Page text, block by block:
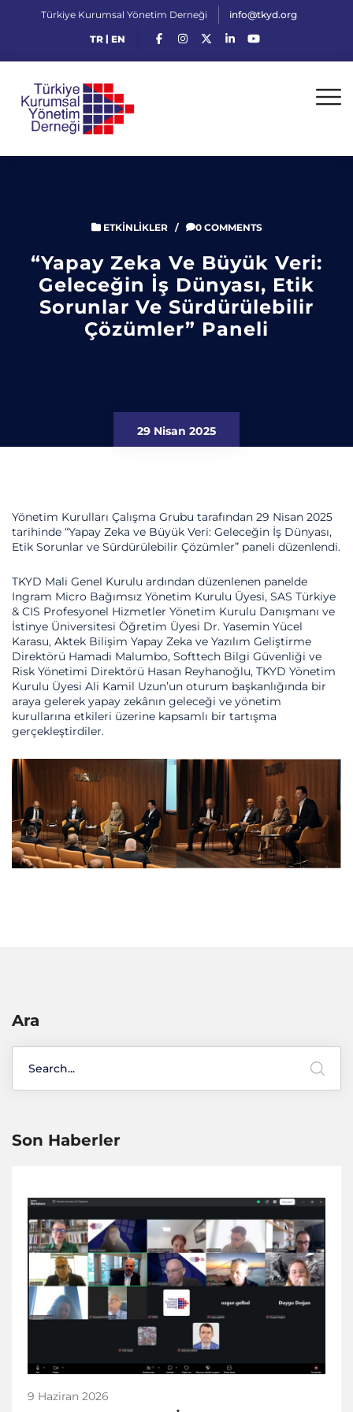
Türkiye Kurumsal Yönetim Derneği info@tkyd.org
TR| EN
ETKINLIKLER/ 0 COMMENTS
“Yapay Zeka Ve Büyük Veri:
Geleceğin İş Dünyası, Etik
Sorunlar Ve Sürdürülebilir
Çözümler” Paneli
29 Nisan 2025
Yönetim Kurulları Çalışma Grubu tarafından 29 Nisan 2025
tarihinde “Yapay Zeka ve Büyük Veri: Geleceğin İş Dünyası,
Etik Sorunlar ve Sürdürülebilir Çözümler” paneli düzenlendi.
TKYD Mali Genel Kurulu ardından düzenlenen panelde
Ingram Micro Bağımsız Yönetim Kurulu Üyesi, SAS Türkiye
& CIS Profesyonel Hizmetler Yönetim Kurulu Danışmanı ve
İstinye Üniversitesi Öğretim Üyesi Dr. Yasemin Yücel
Karasu, Aktek Bilişim Yapay Zeka ve Yazılım Geliştirme
Direktörü Hamadi Malumbo, Softtech Bilgi Güvenliği ve
Risk Yönetimi Direktörü Hasan Reyhanoğlu, TKYD Yönetim
Kurulu Üyesi Ali Kamil Uzun’un oturum başkanlığında bir
araya gelerek yapay zekânın geleceği ve yönetim
kurullarına etkileri üzerine kapsamlı bir tartışma
gerçekleştirdiler.
Ara
Son Haberler
9 Haziran 2026